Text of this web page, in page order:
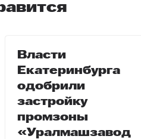
Власти
Екатеринбурга
одобрили
застройку
промзоны
«Уралмашзавод